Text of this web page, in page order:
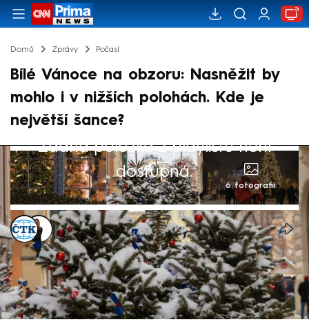
Domů Zprávy Počasí
Bílé Vánoce na obzoru: Nasněžit by
mohlo i v nižších polohách. Kde je
největší šance?
Žádná položka z playlistu není
dostupná.
6 fotografií
ČTK,Michaela Bartošová
20. pro 2025, 14:14
Šance na bílé Vánoce podle meteorologů
stále existuje a není vyloučeno, že by na
Štědrý den mohlo na některých místech